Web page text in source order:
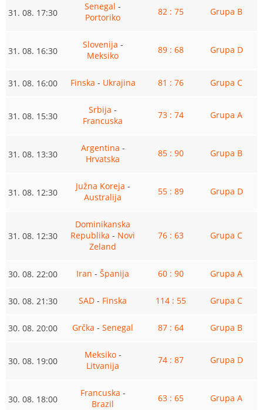
31. 08. 17:30
Senegal -
Portoriko
82 : 75 Grupa B
31. 08. 16:30
Slovenija -
Meksiko
89 : 68 Grupa D
31. 08. 16:00 Finska - Ukrajina 81 : 76 Grupa C
31. 08. 15:30
Srbija -
Francuska
73 : 74 Grupa A
31. 08. 13:30
Argentina -
Hrvatska
85 : 90 Grupa B
31. 08. 12:30
Južna Koreja -
Australija
55 : 89 Grupa D
31. 08. 12:30
Dominikanska
Republika - Novi
Zeland
76 : 63 Grupa C
30. 08. 22:00 Iran - Španija 60 : 90 Grupa A
30. 08. 21:30 SAD - Finska 114 : 55 Grupa C
30. 08. 20:00 Grčka - Senegal 87 : 64 Grupa B
30. 08. 19:00
Meksiko-
Litvanija
74 : 87 Grupa D
30. 08. 18:00
Francuska -
Brazil
63 : 65 Grupa A